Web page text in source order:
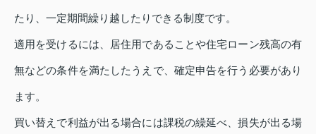
たり、一定期間繰り越したりできる制度です。
適用を受けるには、居住用であることや住宅ローン残高の有
無などの条件を満たしたうえで、確定申告を行う必要があり
ます。
買い替えで利益が出る場合には課税の繰延べ、損失が出る場